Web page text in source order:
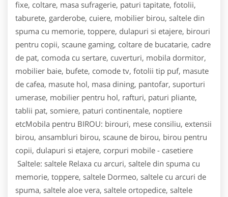
fixe, coltare, masa sufragerie, paturi tapitate, fotolii,
taburete, garderobe, cuiere, mobilier birou, saltele din
spuma cu memorie, toppere, dulapuri si etajere, birouri
pentru copii, scaune gaming, coltare de bucatarie, cadre
de pat, comoda cu sertare, cuverturi, mobila dormitor,
mobilier baie, bufete, comode tv, fotolii tip puf, masute
de cafea, masute hol, masa dining, pantofar, suporturi
umerase, mobilier pentru hol, rafturi, paturi pliante,
tablii pat, somiere, paturi continentale, noptiere
etcMobila pentru BIROU: birouri, mese consiliu, extensii
birou, ansambluri birou, scaune de birou, birou pentru
copii, dulapuri si etajere, corpuri mobile - casetiere
Saltele: saltele Relaxa cu arcuri, saltele din spuma cu
memorie, toppere, saltele Dormeo, saltele cu arcuri de
spuma, saltele aloe vera, saltele ortopedice, saltele